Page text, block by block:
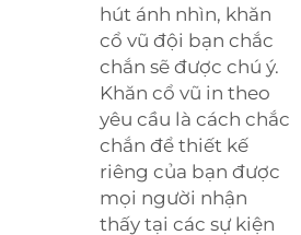
hút ánh nhìn, khăn
cổ vũ đội bạn chắc
chắn sẽ được chú ý.
Khăn cổ vũ in theo
yêu cầu là cách chắc
chắn để thiết kế
riêng của bạn được
mọi người nhận
thấy tại các sự kiện